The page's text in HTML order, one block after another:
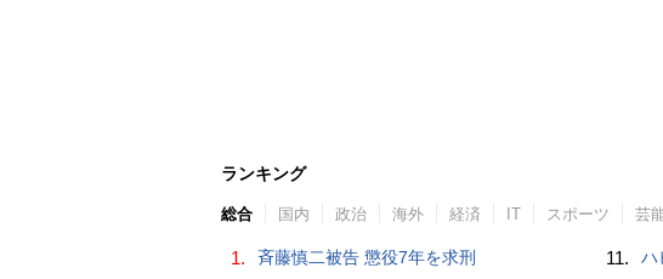
ランキング
総合 国内 政治 海外 経済 IT スポーツ 芸
1. 斉藤慎二被告 懲役7年を求刑 11. ハ